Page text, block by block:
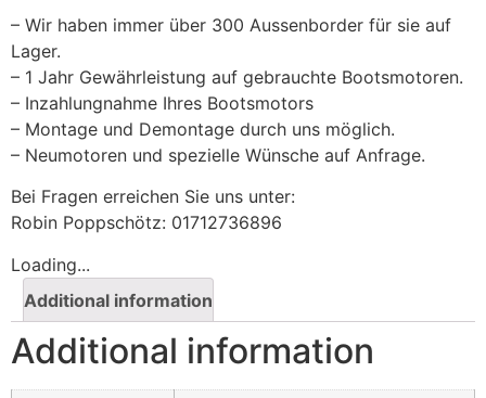
– Wir haben immer über 300 Aussenborder für sie auf
Lager.
– 1 Jahr Gewährleistung auf gebrauchte Bootsmotoren.
– Inzahlungnahme Ihres Bootsmotors
– Montage und Demontage durch uns möglich.
– Neumotoren und spezielle Wünsche auf Anfrage.
Bei Fragen erreichen Sie uns unter:
Robin Poppschötz: 01712736896
Loading...
Additional information
Additional information